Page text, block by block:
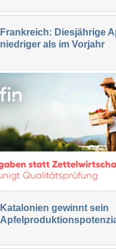
Frankreich: Diesjährige
niedriger als im Vorjahr
Katalonien gewinnt sein